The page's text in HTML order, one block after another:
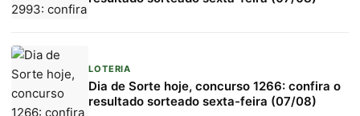
LOTERIA
Dia de Sorte hoje, concurso 1266: confira o
resultado sorteado sexta-feira (07/08)